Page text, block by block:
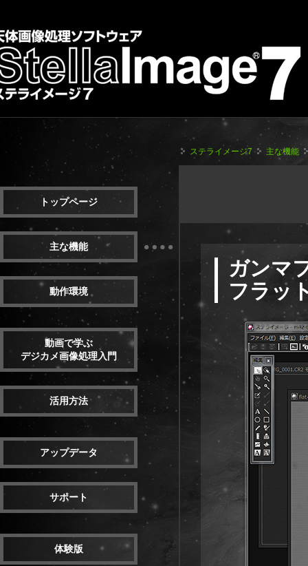
トップページ
主な機能
動作環境
動画で学ぶ
デジカメ画像処理入門
活用方法
アップデータ
サポート
体験版
ステライメージ7 主な機能
ガンマ
フラッ